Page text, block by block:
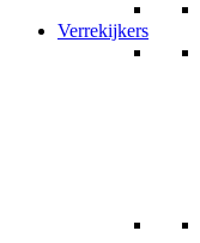
Verrekijkers